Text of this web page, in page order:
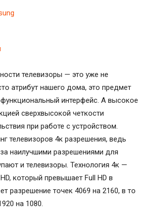
телевизоры — это уже не
атрибут нашего дома, это предмет
интерфейс. А высокое
сверхвысокой четкости
при работе с устройством.
телевизоров 4к разрешения, ведь
наилучшими разрешениями для
и телевизоры. Технология 4к —
который превышает Full HD в
разрешение точек 4069 на 2160, в то
на 1080.